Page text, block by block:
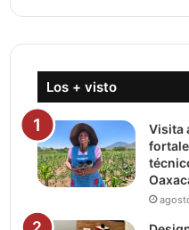
Los + visto
Visita